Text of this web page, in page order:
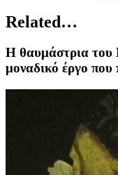
Related…
Η θαυμάστρια του
μοναδικό έργο